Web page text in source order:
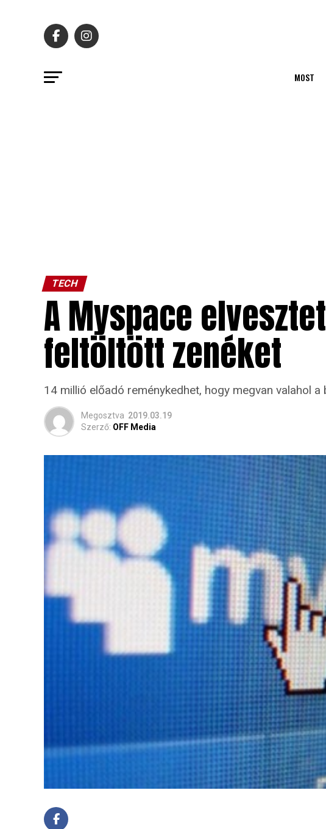
MOST
TECH
A Myspace
feltöltött zenéket
14 millió előadó reménykedhet, hogy megvan valahol
Megosztva 2019.03.19
Szerző: OFF Media